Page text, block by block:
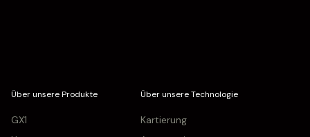
Über unsere Produkte
GX1
Über unsere Technologie
Kartierung